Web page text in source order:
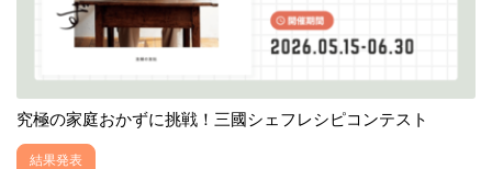
究極の家庭おかずに挑戦！三國シェフレシピコンテスト
結果発表